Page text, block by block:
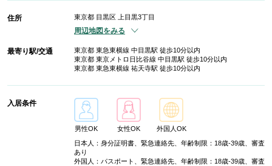
住所 東京都 目黒区 上目黒3丁目
周辺地図をみる
最寄り駅/交通
東京都 東急東横線 中目黒駅 徒歩10分以内
東京都 東京メトロ日比谷線 中目黒駅 徒歩10分以内
東京都 東急東横線 祐天寺駅 徒歩10分以内
入居条件
男性OK 女性OK
外国人OK
日本人：身分証明書、緊急連絡先、年齢制限：18歳-39歳、審査
あり
外国人：パスポート、緊急連絡先、年齢制限：18歳-39歳、審査